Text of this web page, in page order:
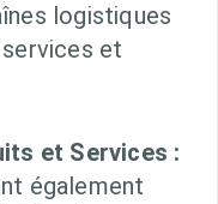
logistiques
services et
et Services :
également